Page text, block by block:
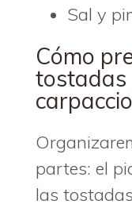
Sal y
Cómo
tostadas
partes: el
las